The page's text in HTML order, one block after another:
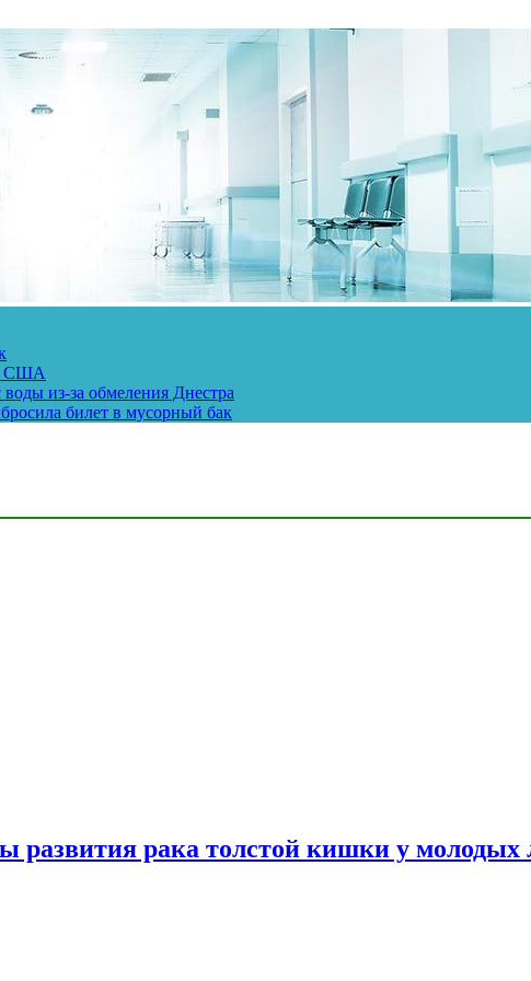
США
воды из-за обмеления Днестра
билет в мусорный бак
развития рака толстой кишки у молодых